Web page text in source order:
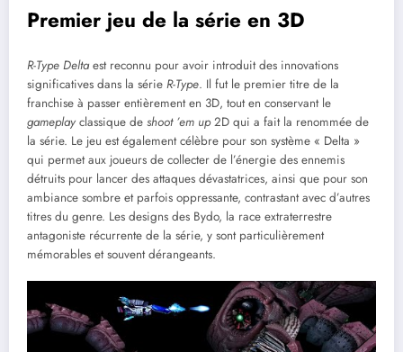
Premier jeu de la série en 3D
R-Type Deltaest reconnu pour avoir introduit des innovations
significatives dans la série R-Type. Il fut le premier titre de la
franchise à passer entièrement en 3D, tout en conservant le
gameplay classique de shoot ’em up2D qui a fait la renommée de
la série. Le jeu est également célèbre pour son système « Delta »
qui permet aux joueurs de collecter de l’énergie des ennemis
détruits pour lancer des attaques dévastatrices, ainsi que pour son
ambiance sombre et parfois oppressante, contrastant avec d’autres
titres du genre. Les designs des Bydo, la race extraterrestre
antagoniste récurrente de la série, y sont particulièrement
mémorables et souvent dérangeants.